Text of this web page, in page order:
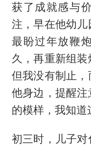
获了成就感与
注，早在他幼
最盼过年放鞭
久，再重新组装
但我没有制止
他身边，提醒
的模样，我知道
初三时，儿子对